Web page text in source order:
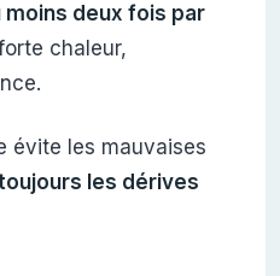
deux fois par
chaleur,
évite les mauvaises
les dérives